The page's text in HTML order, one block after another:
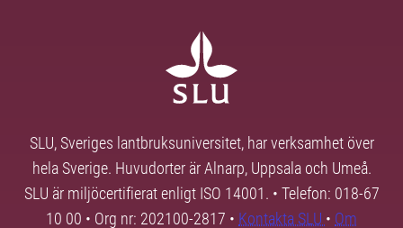
SLU, Sveriges lantbruksuniversitet, har verksamhet över
hela Sverige. Huvudorter är Alnarp, Uppsala och Umeå.
SLU är miljöcertifierat enligt ISO 14001. • Telefon: 018-67
10 00 • Org nr: 202100-2817 • Kontakta SLU • Om